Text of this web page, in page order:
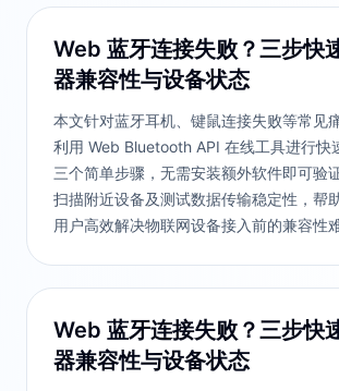
Web 蓝牙连接失败？三步快
器兼容性与设备状态
本文针对蓝牙耳机、键鼠连接失败等常见
利用 Web Bluetooth API 在线工具进行快
三个简单步骤，无需安装额外软件即可验
扫描附近设备及测试数据传输稳定性，帮
用户高效解决物联网设备接入前的兼容性难
Web 蓝牙连接失败？三步快
器兼容性与设备状态